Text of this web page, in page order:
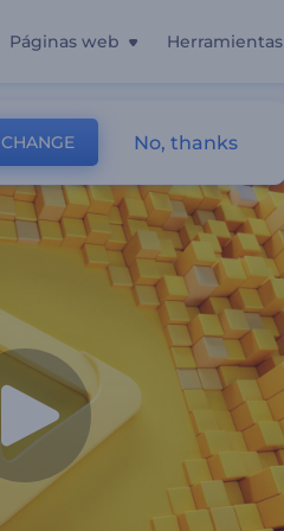
Páginas web Herramientas
CHANGE No, thanks